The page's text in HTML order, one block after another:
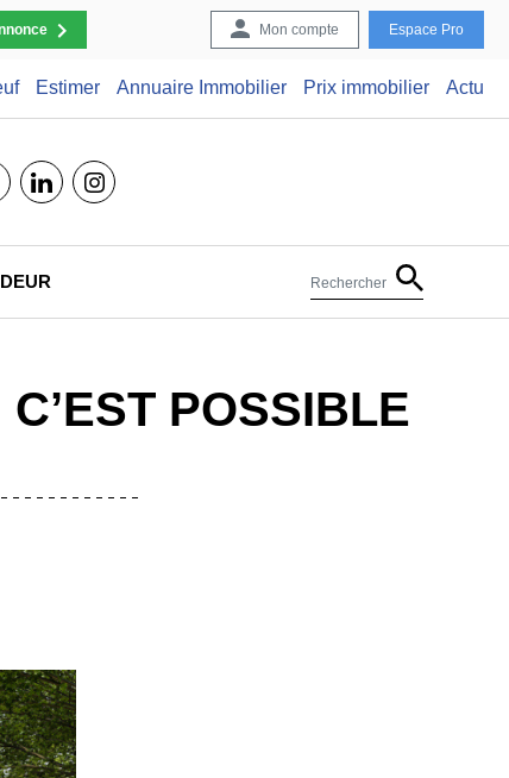
Mon compte Espace Pro
Estimer Annuaire Immobilier Prix immobilier Actu
facebooklinkedin
Rechercher
POSSIBLE